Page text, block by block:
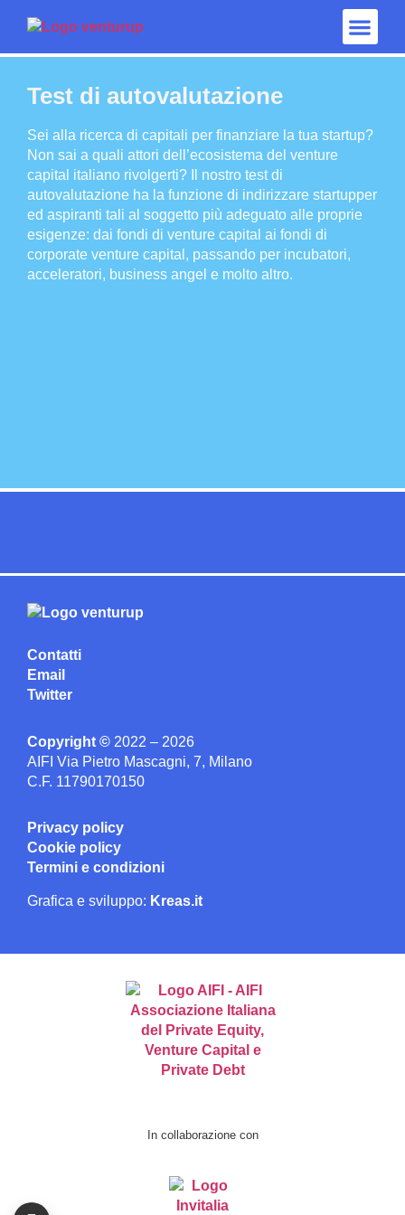
Test di autovalutazione
Sei alla ricerca di capitali per finanziare la tua startup?
Non sai a quali attori dell’ecosistema del venture
capital italiano rivolgerti? Il nostro test di
autovalutazione ha la funzione di indirizzare startupper
ed aspiranti tali al soggetto più adeguato alle proprie
esigenze: dai fondi di venture capital ai fondi di
corporate venture capital, passando per incubatori,
acceleratori, business angel e molto altro.
Contatti
Email
Twitter
Copyright © 2022 – 2026
AIFI Via Pietro Mascagni, 7, Milano
C.F. 11790170150
Privacy policy
Cookie policy
Termini e condizioni
Grafica e sviluppo: Kreas.it
In collaborazione con